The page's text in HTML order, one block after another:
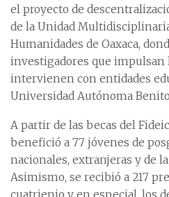
el proyecto de
de la Unidad
Humanidades de Oaxaca,
investigadores que impulsan
intervienen con entidades
Universidad Autónoma Benito
A partir de las becas del
benefició a 77 jóvenes de
nacionales, extranjeras y de
Asimismo, se recibió a 217